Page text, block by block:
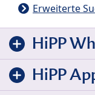
Erweiterte
HiPP
HiPP